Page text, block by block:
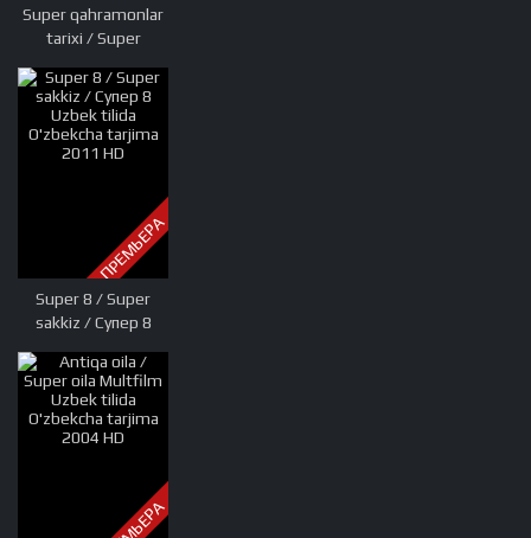
Super qahramonlar
tarixi / Super
Uzbek tilida
O'zbekcha tarjima
kino 2019 HD
ПРЕМЬЕРА
Super 8 / Super
sakkiz / Супер 8
O'zbekcha tarjima
2011 HD